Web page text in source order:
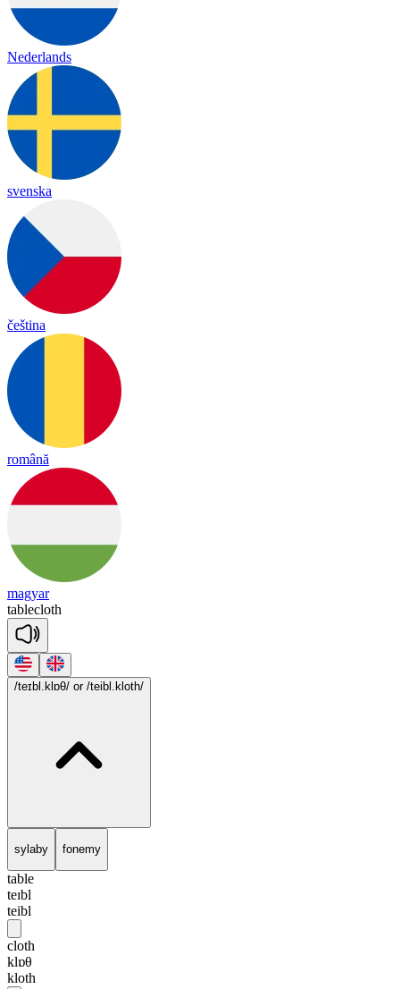
Nederlands
svenska
čeština
română
magyar
tablecloth
/teɪbl.klɒθ/ or /teibl.kloth/
sylaby fonemy
table
teɪbl
teibl
cloth
klɒθ
kloth